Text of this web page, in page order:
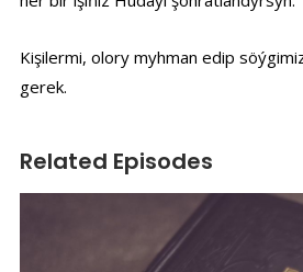
Kişilermi, olory myhman edip
gerek.
Related Episodes